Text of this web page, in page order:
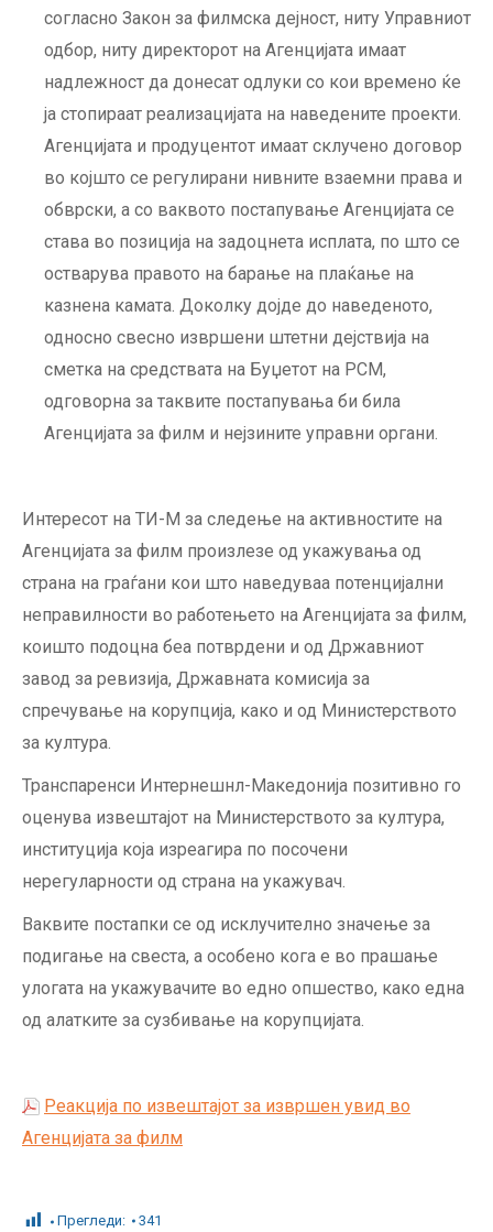
согласно Закон за филмска дејност, ниту Управниот
одбор, ниту директорот на Агенцијата имаат
надлежност да донесат одлуки со кои времено ќе
ја стопираат реализацијата на наведените проекти.
Агенцијата и продуцентот имаат склучено договор
во којшто се регулирани нивните взаемни права и
обврски, а со ваквото постапување Агенцијата се
става во позиција на задоцнета исплата, по што се
остварува правото на барање на плаќање на
казнена камата. Доколку дојде до наведеното,
односно свесно извршени штетни дејствија на
сметка на средствата на Буџетот на РСМ,
одговорна за таквите постапувања би била
Агенцијата за филм и нејзините управни органи.
Интересот на ТИ-М за следење на активностите на
Агенцијата за филм произлезе од укажувања од
страна на граѓани кои што наведуваа потенцијални
неправилности во работењето на Агенцијата за филм,
коишто подоцна беа потврдени и од Државниот
завод за ревизија, Државната комисија за
спречување на корупција, како и од Министерството
за култура.
Транспаренси Интернешнл-Македонија позитивно го
оценува извештајот на Министерството за култура,
институција која изреагира по посочени
нерегуларности од страна на укажувач.
Ваквите постапки се од исклучително значење за
подигање на свеста, а особено кога е во прашање
улогата на укажувачите во едно опшество, како една
од алатките за сузбивање на корупцијата.
Реакција по извештајот за извршен увид во
Агенцијата за филм
Прегледи: 341